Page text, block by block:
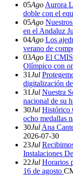
05Ago Aurora
doble con el
05Ago
en el Andaluz
04Ago Los
verano de
03Ago El CMIS
Olímpico con
31Jul
digitalización
31Jul Nuestra
nacional de su
30Jul Histórico
ocho medallas
30Jul Ana
2026-07-30
23Jul
Instalaciones
22Jul Horarios
16 de agosto